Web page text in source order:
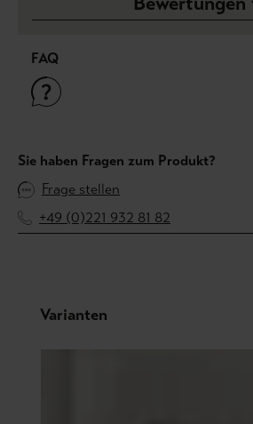
FAQ
Sie haben Fragen zum Produkt?
Frage stellen
+49 (0)221 932 81 82
Produktgalerie überspringen
Varianten